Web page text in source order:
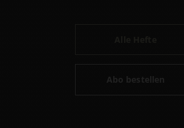
Abo bestellen